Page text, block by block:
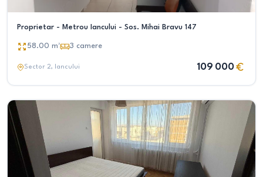
Proprietar - Metrou Iancului - Sos. Mihai Bravu 147
58.00 m² 3 camere
Sector 2, Iancului 109 000